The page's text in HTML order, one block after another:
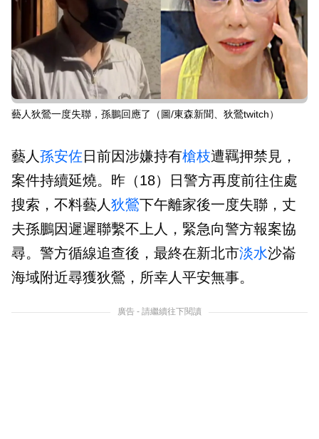
藝人狄鶯一度失聯，孫鵬回應了（圖/東森新聞、狄鶯twitch）
藝人孫安佐 日前因涉嫌持有槍枝遭羈押禁見，
案件持續延燒。昨（18）日警方再度前往住處
搜索，不料藝人狄鶯下午離家後一度失聯，丈
夫孫鵬因遲遲聯繫不上人，緊急向警方報案協
尋。警方循線追查後，最終在新北市淡水沙崙
海域附近尋獲狄鶯，所幸人平安無事。
廣告 - 請繼續往下閱讀